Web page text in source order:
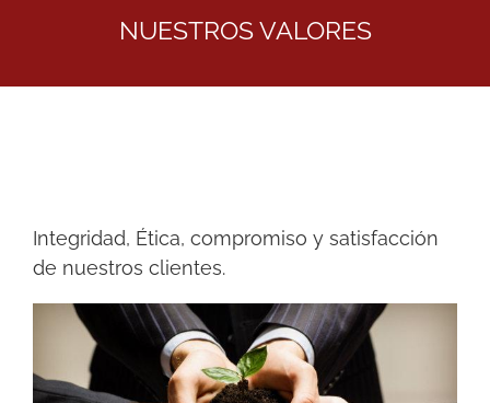
NUESTROS VALORES
Integridad, Ética, compromiso y satisfacción
de nuestros clientes.